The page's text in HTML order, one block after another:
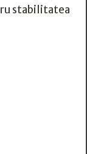
stabilitatea